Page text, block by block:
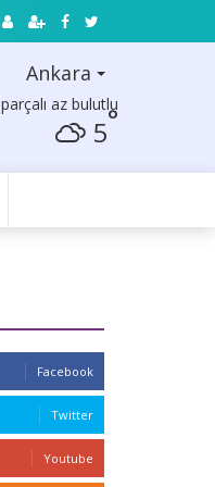
Ankara
parçalı az bulutlu
5°
Facebook
Twitter
Youtube